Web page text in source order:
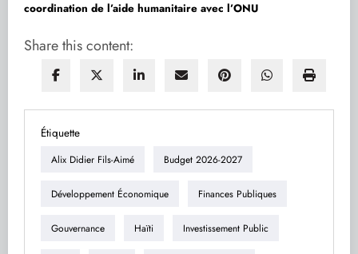
coordination de l’aide humanitaire avec l’ONU
Share this content:
Étiquette
Alix Didier Fils-Aimé Budget 2026-2027
Développement Économique Finances Publiques
Gouvernance Haïti Investissement Public